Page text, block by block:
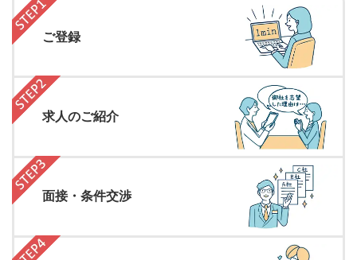
ご登録
求人のご紹介
面接・条件交渉